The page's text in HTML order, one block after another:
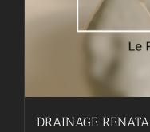
DRAINAGE RENATA